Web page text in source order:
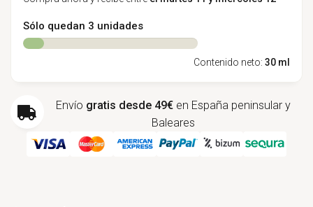
Sólo quedan 3 unidades
Contenido neto: 30 ml
Envío gratis desde 49€ en España peninsular y
Baleares